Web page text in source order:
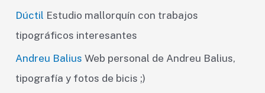
Dúctil Estudio mallorquín con trabajos
tipográficos interesantes
Andreu Balius Web personal de Andreu Balius,
tipografía y fotos de bicis ;)